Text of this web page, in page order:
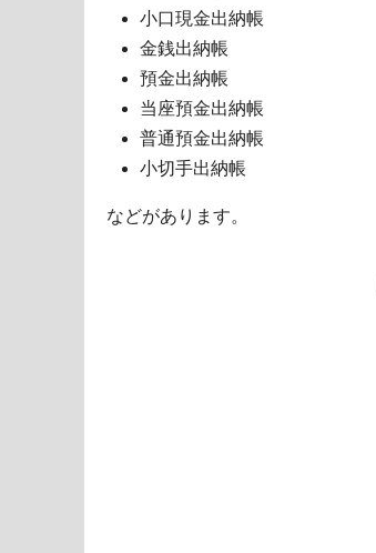
小口現金出納帳
金銭出納帳
預金出納帳
当座預金出納帳
普通預金出納帳
小切手出納帳
などがあります。